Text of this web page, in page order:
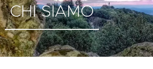
CHI SIAMO